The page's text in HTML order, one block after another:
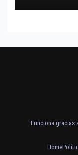
Funciona gracias
Home